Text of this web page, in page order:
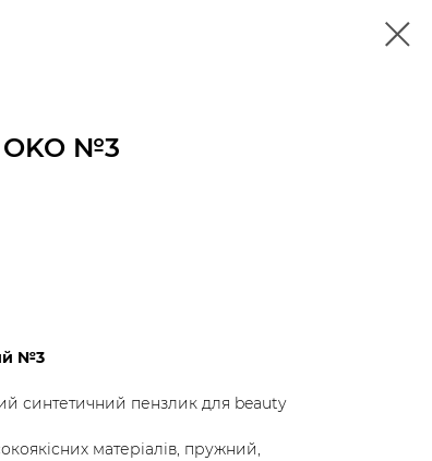
№3
№3
синтетичний пензлик для beauty
матеріалів, пружний,